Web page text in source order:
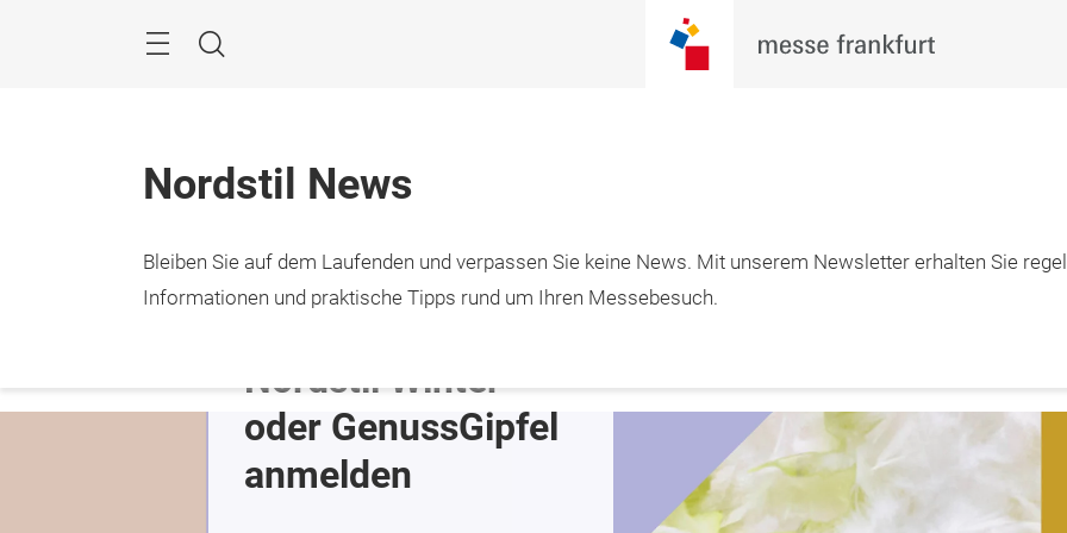
Suche
Nordstil News
Bleiben Sie auf dem Laufenden und verpassen Sie keine News. Mit unserem Newsletter erhalten Sie
Informationen und praktische Tipps rund um Ihren Messebesuch.
Nordstil Winter
oder GenussGipfel
anmelden
9. – 11.01.2027
informieren